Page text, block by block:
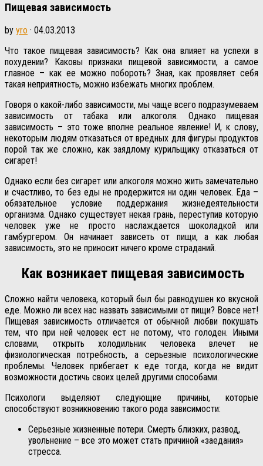
Пищевая зависимость
by yro · 04.03.2013
Что такое пищевая зависимость? Как она влияет на успехи в
похудении? Каковы признаки пищевой зависимости, а самое
главное – как ее можно побороть? Зная, как проявляет себя
такая неприятность, можно избежать многих проблем.
Говоря о какой-либо зависимости, мы чаще всего подразумеваем
зависимость от табака или алкоголя. Однако пищевая
зависимость – это тоже вполне реальное явление! И, к слову,
некоторым людям отказаться от вредных для фигуры продуктов
порой так же сложно, как заядлому курильщику отказаться от
сигарет!
Однако если без сигарет или алкоголя можно жить замечательно
и счастливо, то без еды не продержится ни один человек. Еда –
обязательное условие поддержания жизнедеятельности
организма. Однако существует некая грань, переступив которую
человек уже не просто наслаждается шоколадкой или
гамбургером. Он начинает зависеть от пищи, а как любая
зависимость, это не приносит ничего кроме страданий.
Как возникает пищевая зависимость
Сложно найти человека, который был бы равнодушен ко вкусной
еде. Можно ли всех нас назвать зависимыми от пищи? Вовсе нет!
Пищевая зависимость отличается от обычной любви покушать
тем, что при ней человек ест не потому, что голоден. Иными
словами, открыть холодильник человека влечет не
физиологическая потребность, а серьезные психологические
проблемы. Человек прибегает к еде тогда, когда не видит
возможности достичь своих целей другими способами.
Психологи выделяют следующие причины, которые
способствуют возникновению такого рода зависимости:
Серьезные жизненные потери. Смерть близких, развод,
увольнение – все это может стать причиной «заедания»
стресса.